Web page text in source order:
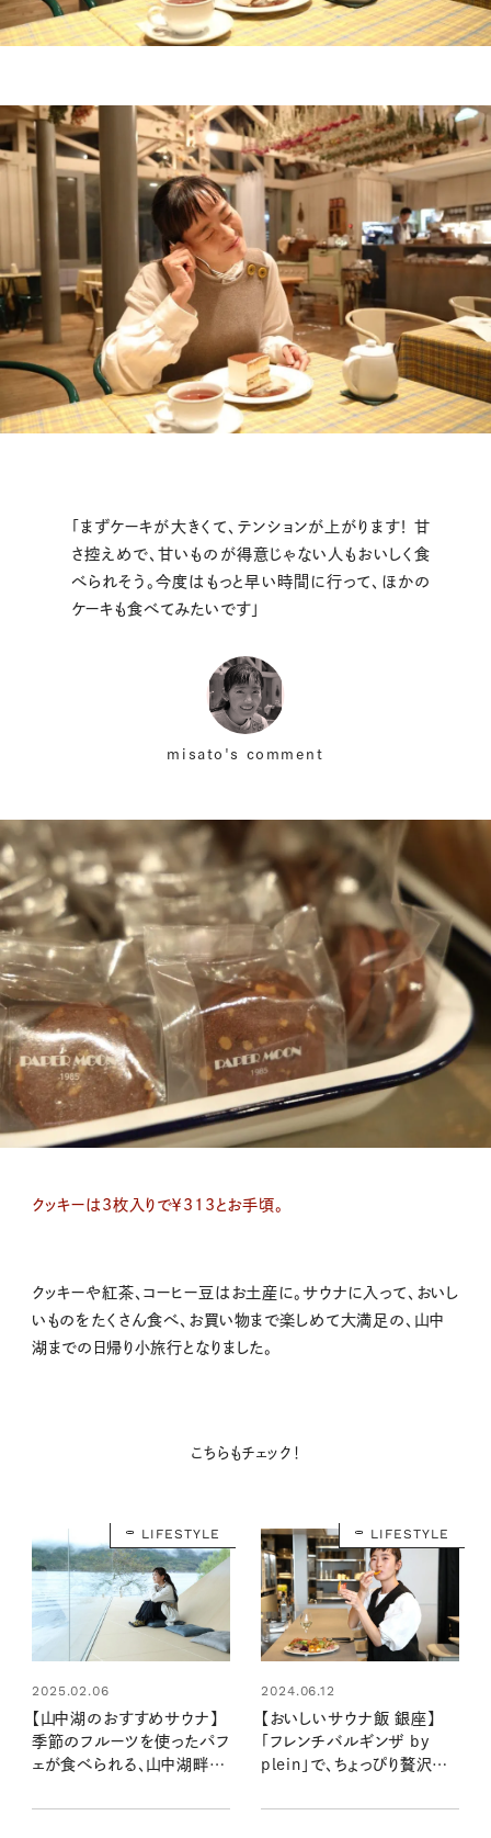
「まずケーキが大きくて、テンションが上がります！ 甘
さ控えめで、甘いものが得意じゃない人もおいしく食
べられそう。今度はもっと早い時間に行って、ほかの
ケーキも食べてみたいです」
misato's comment
クッキーは3枚入りで￥313とお手頃。
クッキーや紅茶、コーヒー豆はお土産に。サウナに入って、おいし
いものをたくさん食べ、お買い物まで楽しめて大満足の、山中
湖までの日帰り小旅行となりました。
こちらもチェック！
LIFESTYLE
2025.02.06
【山中湖のおすすめサウナ】
季節のフルーツを使ったパフ
ェが食べられる、山中湖畔に
「CYCL」
LIFESTYLE
2024.06.12
【おいしいサウナ飯 銀座】
「フレンチバルギンザ by
plein」で、ちょっぴり贅沢な
の食いしんぼう寄り道サウナ